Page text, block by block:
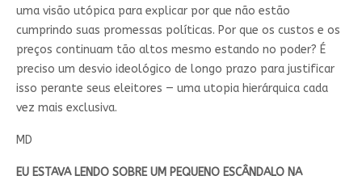
uma visão utópica para explicar por que não estão
cumprindo suas promessas políticas. Por que os custos e os
preços continuam tão altos mesmo estando no poder? É
preciso um desvio ideológico de longo prazo para justificar
isso perante seus eleitores — uma utopia hierárquica cada
vez mais exclusiva.
MD
EU ESTAVA LENDO SOBRE UM PEQUENO ESCÂNDALO NA